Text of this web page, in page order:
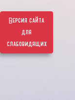
Версия сайта
для
слабовидящих